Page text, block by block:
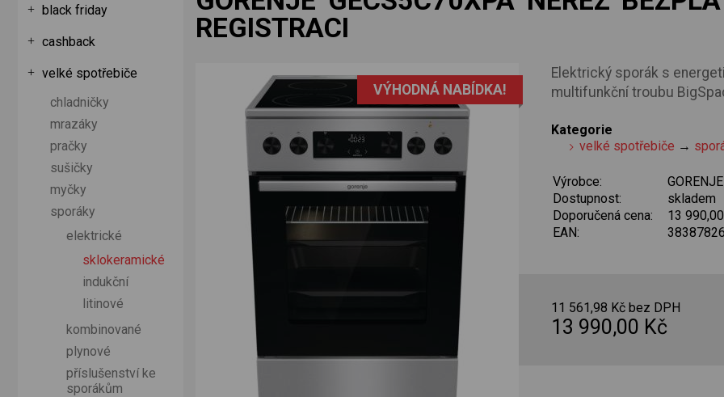
REGISTRACI
Elektrický sporák s
multifunkční troubu
Kategorie
velké spotřebiče →
Výrobce:
GORENJE
Dostupnost:
skladem
Doporučená cena:
13
EAN:
11 561,98 Kč bez DPH
13 990,00 Kč
VÝHODNÁ NABÍDKA!
black friday
cashback
velké spotřebiče
chladničky
mrazáky
pračky
sušičky
myčky
sporáky
elektrické
sklokeramické
indukční
litinové
kombinované
plynové
příslušenství ke
sporákům